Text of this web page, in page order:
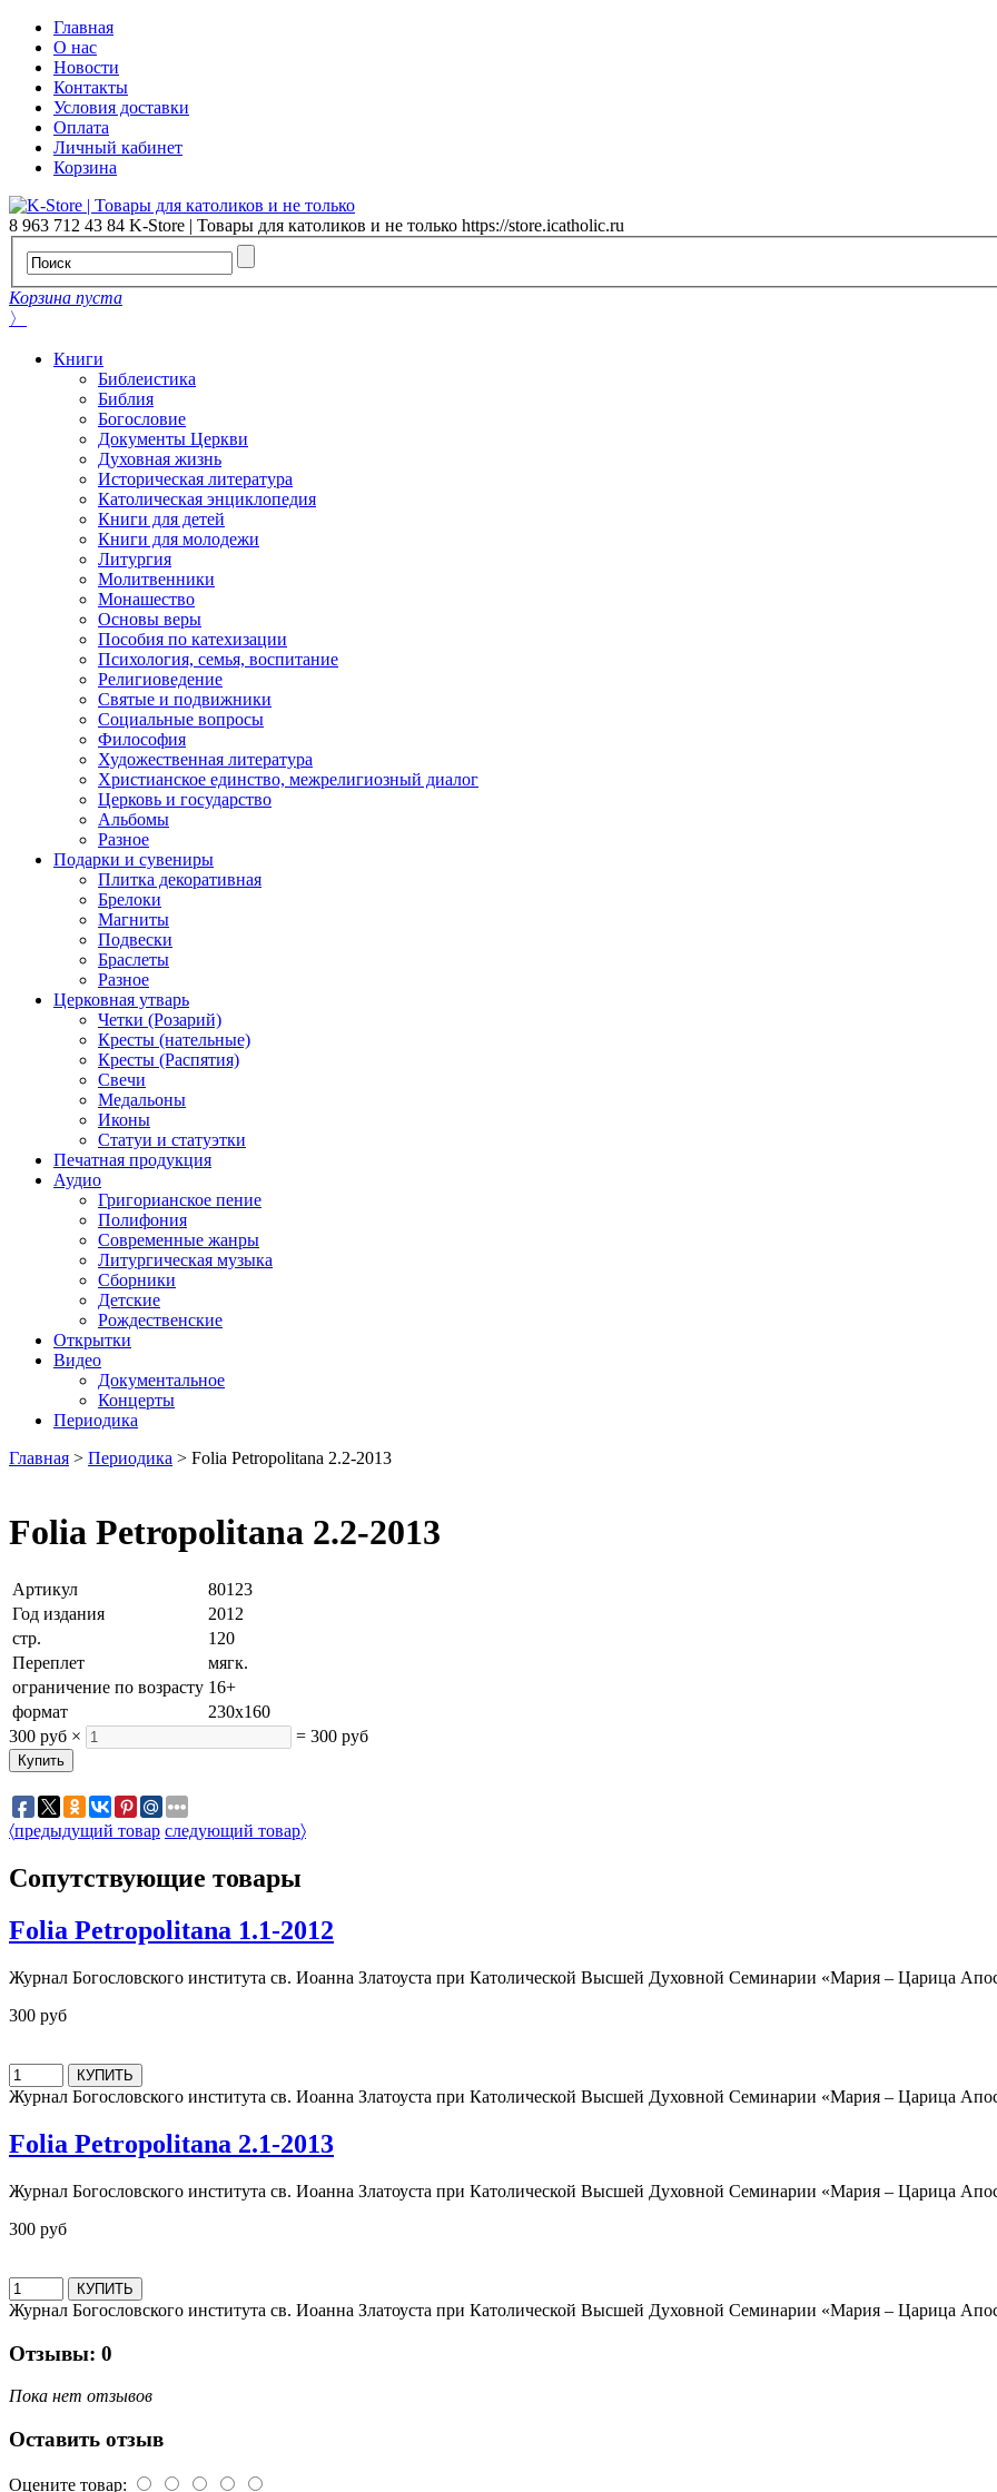
Главная
О нас
Новости
Контакты
Условия доставки
Оплата
Личный кабинет
Корзина
8 963 712 43 84 K-Store | Товары для католиков и не только https://store.icatholic.ru
Корзина пуста
〉
Книги
Библеистика
Библия
Богословие
Документы Церкви
Духовная жизнь
Историческая литература
Католическая энциклопедия
Книги для детей
Книги для молодежи
Литургия
Молитвенники
Монашество
Основы веры
Пособия по катехизации
Психология, семья, воспитание
Религиоведение
Святые и подвижники
Социальные вопросы
Философия
Художественная литература
Христианское единство, межрелигиозный диалог
Церковь и государство
Альбомы
Разное
Подарки и сувениры
Плитка декоративная
Брелоки
Магниты
Подвески
Браслеты
Разное
Церковная утварь
Четки (Розарий)
Кресты (нательные)
Кресты (Распятия)
Свечи
Медальоны
Иконы
Статуи и статуэтки
Печатная продукция
Аудио
Григорианское пение
Полифония
Современные жанры
Литургическая музыка
Сборники
Детские
Рождественские
Открытки
Видео
Документальное
Концерты
Периодика
Главная > Периодика > Folia Petropolitana 2.2-2013
Folia Petropolitana 2.2-2013
Артикул
80123
Год издания
2012
стр.
120
Переплет
мягк.
ограничение по возрасту 16+
формат
230х160
300 руб × = 300 руб
〈предыдущий товар следующий товар〉
Сопутствующие товары
Folia Petropolitana 1.1-2012
Журнал Богословского института св. Иоанна Златоуста при Католической Высшей Духовной Семинарии «Мария – Царица
300 руб
Журнал Богословского института св. Иоанна Златоуста при Католической Высшей Духовной Семинарии «Мария – Царица
Folia Petropolitana 2.1-2013
Журнал Богословского института св. Иоанна Златоуста при Католической Высшей Духовной Семинарии «Мария – Царица
300 руб
Журнал Богословского института св. Иоанна Златоуста при Католической Высшей Духовной Семинарии «Мария – Царица
Отзывы: 0
Пока нет отзывов
Оставить отзыв
Оцените товар: